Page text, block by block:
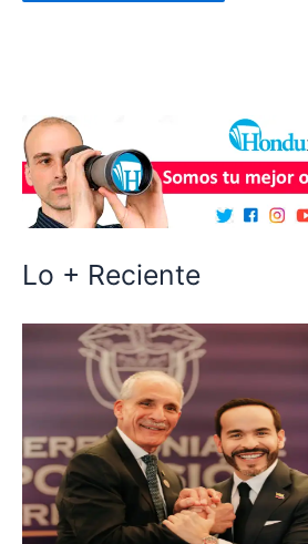
Lo + Reciente